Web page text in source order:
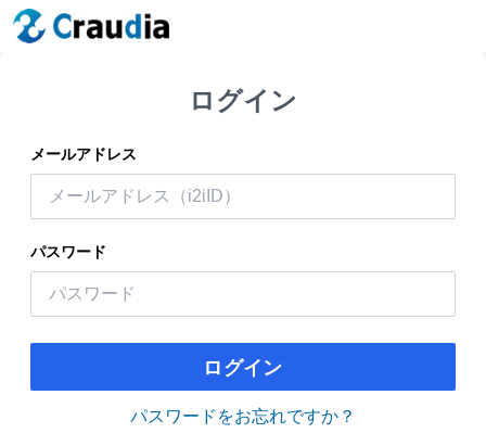
ログイン
メールアドレス
パスワード
ログイン
パスワードをお忘れですか？